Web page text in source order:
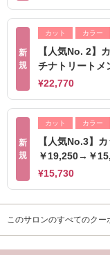
新
規
カット カラー
【人気No. 2】
チナトリート
¥22,770
新
規
カット カラー
【人気No.3】
￥19,250→￥
¥15,730
このサロンのすべてのクー